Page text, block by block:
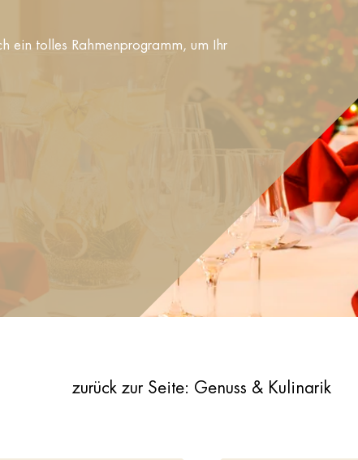
ein tolles Rahmenprogramm, um Ihr
zurück zur Seite: Genuss & Kulinarik